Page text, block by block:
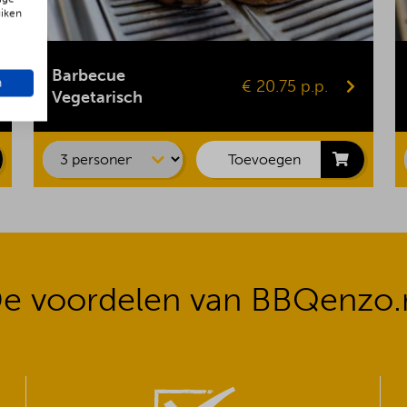
Barbecue
Vegetarisch
€ 20.75 p.p.
Vegaburger
Groentespies
Portobello
Toevoegen
voordelen van